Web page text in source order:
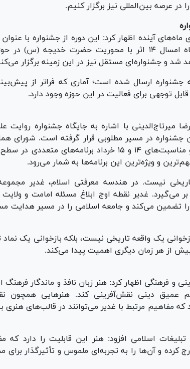
در عرصه بین‌المللی نیز برگزار کنیم.
آینده اظهار کرد: این دوره از جشنواره با عنوان
انقلاب» برگزار می‌شود. همچنین در شهریورماه امسال ۱۴ اثر با محوریت حضرت خدیجه
شد و جشنواره‌ای مستقل نیز در این زمینه برگزار
از ۵۰۰ اثر به دبیرخانه جشنواره ارسال شده است؛ آماری که فراتر از
توجهی برای فعالیت در این حوزه وجود دارد.
میرتاج‌الدینی با اشاره به جایگاه جشنواره روایت
جشنواره در مسیر مطلوبی قرار گرفته است. شورای
تبلیغات اسلامی در ایام منتهی به عید غدیر و مناسبت‌های ۱۴ و ۱۵ خرداد برنامه‌های
و ویژه‌ترین این برنامه‌ها به شمار می‌رود.
نیست. در هندسه معرفتی اسلام، غدیر
می‌گیرد. غدیر نقطه اوج ابلاغ مسئله امامت و
تضمین می‌کند و جامعه اسلامی را در مسیر هدایت
یک واقعه تاریخی نیست، بلکه بازخوانی یک
از هر زمان دیگری اهمیت پیدا می‌کند.
و فرهنگی اظهار کرد: هنر زبان نافذ و ماندگار
عمیق دینی نقش‌آفرینی کند. هنرهایی همچون
که مفاهیم مرتبط با غدیر می‌توانند در قالب‌های هنری
اسلامی افزود: هنر این قابلیت را دارد که
کرده و آن‌ها را به تجربه‌ای ملموس و تأثیرگذار برای